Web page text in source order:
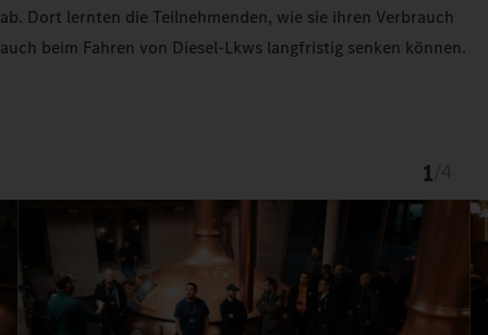
ab. Dort lernten die Teilnehmenden, wie sie ihren Verbrauch
auch beim Fahren von Diesel-Lkws langfristig senken können.
1